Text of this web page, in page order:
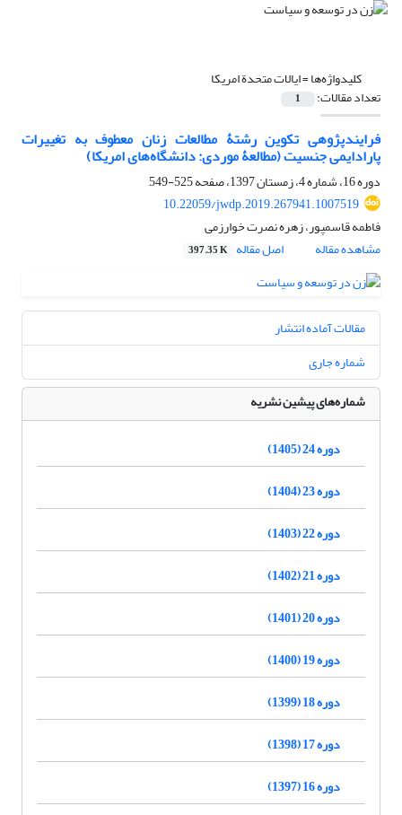
کلیدواژه‌ها =ایالات متحدة امریکا
تعداد مقالات: 1
فرایندپژوهی تکوین رشتۀ مطالعات زنان معطوف به تغییرات
پارادایمی جنسیت (مطالعۀ موردی: دانشگا‌ه‌های امریکا)
دوره 16، شماره 4، زمستان 1397، صفحه
525-549
10.22059/jwdp.2019.267941.1007519
فاطمه قاسمپور، زهره نصرت خوارزمی
مشاهده مقاله
اصل مقاله 397.35 K
مقالات آماده انتشار
شماره جاری
شماره‌های پیشین نشریه
دوره 24 (1405)
دوره 23 (1404)
دوره 22 (1403)
دوره 21 (1402)
دوره 20 (1401)
دوره 19 (1400)
دوره 18 (1399)
دوره 17 (1398)
دوره 16 (1397)